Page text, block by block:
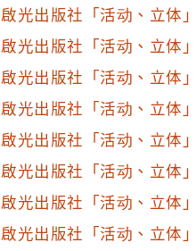
啟光出版社「活动、立体
啟光出版社「活动、立体
啟光出版社「活动、立体
啟光出版社「活动、立体
啟光出版社「活动、立体
啟光出版社「活动、立体
啟光出版社「活动、立体
啟光出版社「活动、立体